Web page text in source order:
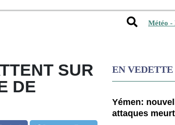
Météo -
SUR
DE
EN VEDETTE
Yémen:
attaques